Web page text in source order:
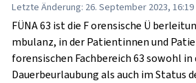
Letzte Änderung: 26. September 2023, 16:19
FÜNA 63 ist die F orensische Ü
mbulanz, in der Patientinnen und
forensischen Fachbereich 63 sowohl in
Dauerbeurlaubung als auch im Status